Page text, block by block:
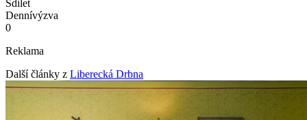
Sdílet
Dennívýzva
0
Reklama
Další články z Liberecká Drbna